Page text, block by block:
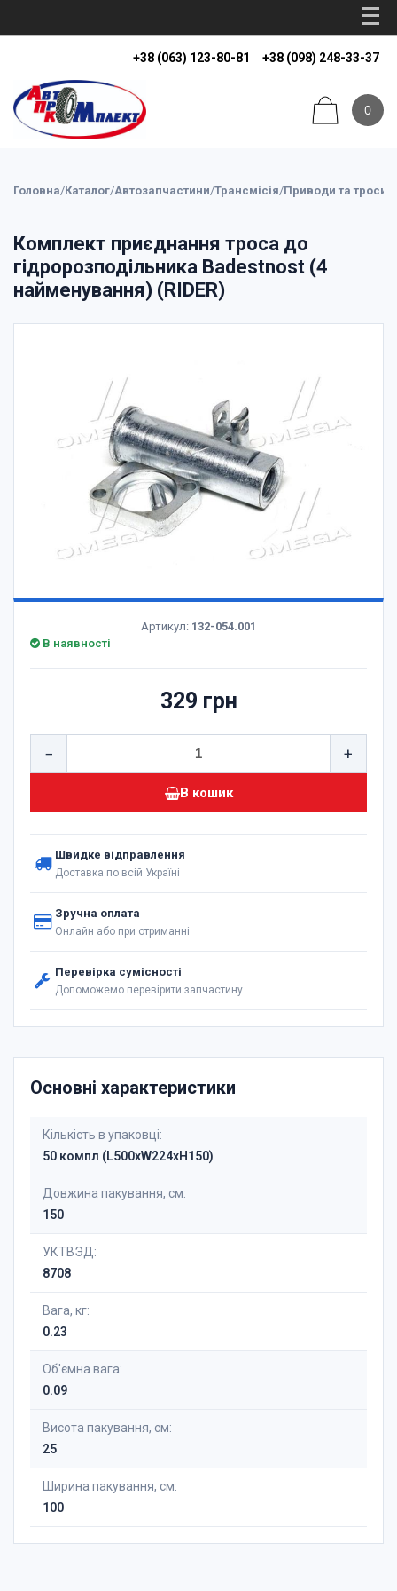
+38 (063) 123-80-81 +38 (098) 248-33-37
0
Головна/Каталог/Автозапчастини/Трансмісія/Приводи та троси
Комплект приєднання троса до
гідророзподільника Badestnost (4
найменування) (RIDER)
Артикул: 132-054.001
В наявності
329 грн
− +
В кошик
Швидке відправлення
Доставка по всій Україні
Зручна оплата
Онлайн або при отриманні
Перевірка сумісності
Допоможемо перевірити запчастину
Основні характеристики
Кількість в упаковці:
50 компл (L500xW224xH150)
Довжина пакування, см:
150
УКТВЭД:
8708
Вага, кг:
0.23
Об'ємна вага:
0.09
Висота пакування, см:
25
Ширина пакування, см:
100